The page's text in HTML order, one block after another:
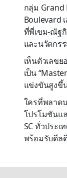
กลุ่ม Grand
Boulevard
ที่พี่เขม-ณัฐ
และนวัตกร
เห็นตัวเลข
เป็น
แข่งขันสูงขึ้
ใครที่พลาดบ
โปรโมชันแ
SC ทั่วประ
พร้อมรับดีล